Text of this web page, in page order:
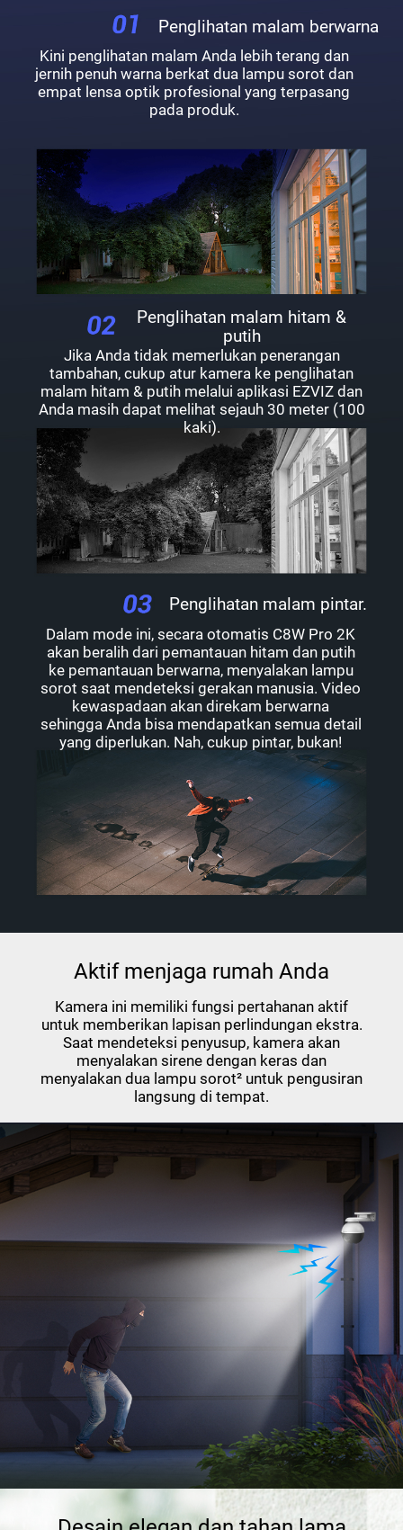
Penglihatan malam berwarna
Kini penglihatan malam Anda lebih terang dan
jernih penuh warna berkat dua lampu sorot dan
empat lensa optik profesional yang terpasang
pada produk.
Penglihatan malam hitam &
putih
Jika Anda tidak memerlukan penerangan
tambahan, cukup atur kamera ke penglihatan
malam hitam & putih melalui aplikasi EZVIZ dan
Anda masih dapat melihat sejauh 30 meter (100
kaki).
Penglihatan malam pintar.
Dalam mode ini, secara otomatis C8W Pro 2K
akan beralih dari pemantauan hitam dan putih
ke pemantauan berwarna, menyalakan lampu
sorot saat mendeteksi gerakan manusia. Video
kewaspadaan akan direkam berwarna
sehingga Anda bisa mendapatkan semua detail
yang diperlukan. Nah, cukup pintar, bukan!
Aktif menjaga rumah Anda
Kamera ini memiliki fungsi pertahanan aktif
untuk memberikan lapisan perlindungan ekstra.
Saat mendeteksi penyusup, kamera akan
menyalakan sirene dengan keras dan
menyalakan dua lampu sorot² untuk pengusiran
langsung di tempat.